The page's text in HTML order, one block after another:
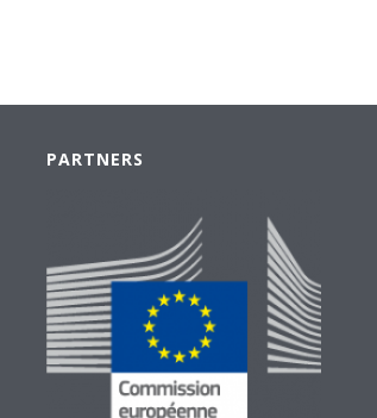
PARTNERS